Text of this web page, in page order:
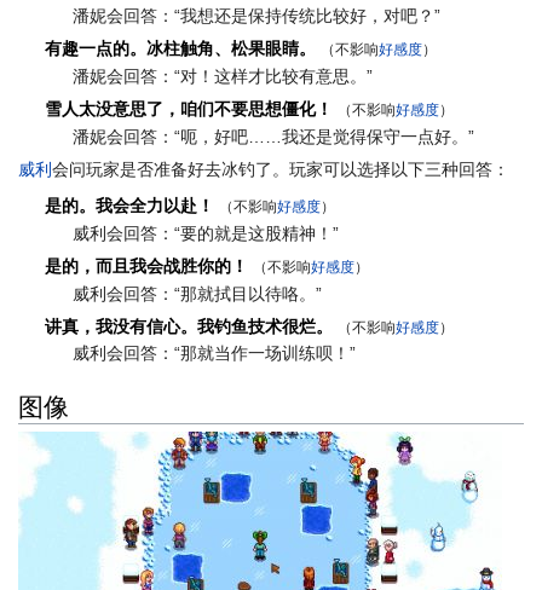
潘妮会回答：“我想还是保持传统比较好，对吧？”
有趣一点的。冰柱触角、松果眼睛。
（不影响好感度）
潘妮会回答：“对！这样才比较有意思。”
雪人太没意思了，咱们不要思想僵化！
（不影响好感度）
潘妮会回答：“呃，好吧……我还是觉得保守一点好。”
威利 会问玩家是否准备好去冰钓了。玩家可以选择以下三种回答：
是的。我会全力以赴！
（不影响好感度）
威利会回答：“要的就是这股精神！”
是的，而且我会战胜你的！
（不影响好感度）
威利会回答：“那就拭目以待咯。”
讲真，我没有信心。我钓鱼技术很烂。
（不影响好感度）
威利会回答：“那就当作一场训练呗！”
图像